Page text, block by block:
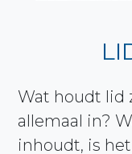
Wat houdt lid
allemaal in?
inhoudt, is